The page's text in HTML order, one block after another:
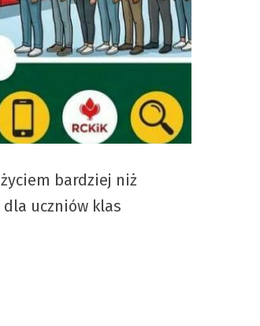
bardziej niż
uczniów klas